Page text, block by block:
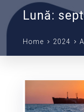
Lună:
Home 2024